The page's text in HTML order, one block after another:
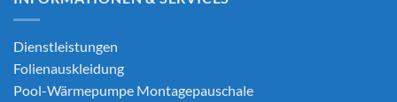
Dienstleistungen
Folienauskleidung
Pool-Wärmepumpe Montagepauschale